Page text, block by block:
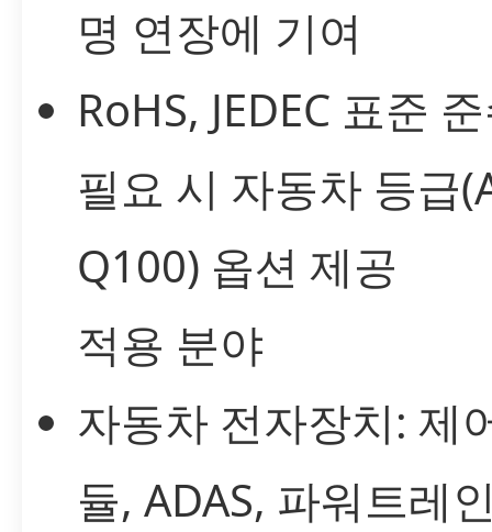
명 연장에 기여
RoHS, JEDEC 표준
필요 시 자동차 등급
Q100) 옵션 제공
적용 분야
자동차 전자장치: 제
듈, ADAS, 파워트레